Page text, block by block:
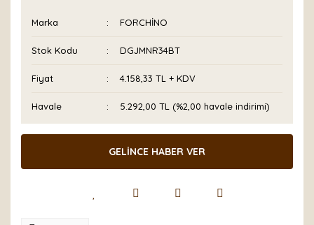
Marka FORCHİNO
Stok Kodu DGJMNR34BT
Fiyat 4.158,33 TL + KDV
Havale 5.292,00 TL (%2,00 havale indirimi)
GELİNCE HABER VER